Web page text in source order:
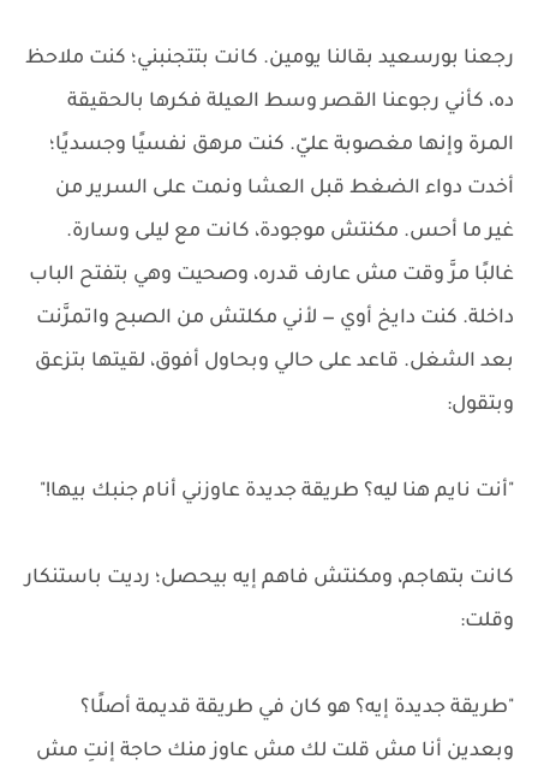
رجعنا بورسعيد بقالنا يومين. كانت بتتجنبني؛ كنت ملاحظ
ده، كأني رجوعنا القصر وسط العيلة فكرها بالحقيقة
المرة وإنها مغصوبة عليّ. كنت مرهق نفسيًا وجسديًا؛
أخدت دواء الضغط قبل العشا ونمت على السرير من
غير ما أحس. مكنتش موجودة، كانت مع ليلى وسارة.
غالبًا مرَّ وقت مش عارف قدره، وصحيت وهي بتفتح الباب
داخلة. كنت دايخ أوي — لأني مكلتش من الصبح واتمرَّنت
بعد الشغل. قاعد على حالي وبحاول أفوق، لقيتها بتزعق
وبتقول:
"أنت نايم هنا ليه؟ طريقة جديدة عاوزني أنام جنبك بيها!"
كانت بتهاجم، ومكنتش فاهم إيه بيحصل؛ رديت باستنكار
وقلت:
"طريقة جديدة إيه؟ هو كان في طريقة قديمة أصلًا؟
وبعدين أنا مش قلت لك مش عاوز منك حاجة إنتِ مش